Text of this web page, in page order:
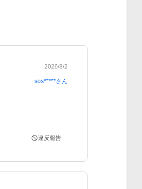
2026/8/2
sos*****さん
違反報告